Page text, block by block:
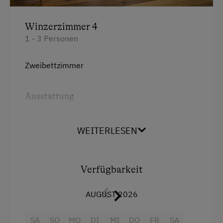
Am Schwimmteich
Bäuerliches Handwerk
Mithilfe am Hof
Kulinarik / Genuss
Ab Hofverkauf
Familienfreundliche Unterkünfte
Romantikurlaub zu zweit
Flitterwochen am Bauernhof
Winzerzimmer 4
1 - 3 Personen
Zweibettzimmer
Ausstattung
Aussicht auf eine Berglandschaft
WEITERLESEN
Verfügbarkeit
AUGUST 2026
SA
SO
MO
DI
MI
DO
FR
SA